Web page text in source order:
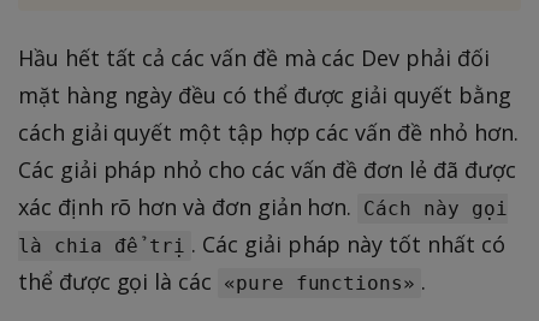
Hầu hết tất cả các vấn đề mà các Dev phải đối
mặt hàng ngày đều có thể được giải quyết bằng
cách giải quyết một tập hợp các vấn đề nhỏ hơn.
Các giải pháp nhỏ cho các vấn đề đơn lẻ đã được
xác định rõ hơn và đơn giản hơn.
Cách này gọi
là chia để trị . Các giải pháp này tốt nhất có
thể được gọi là các
«pure functions» .